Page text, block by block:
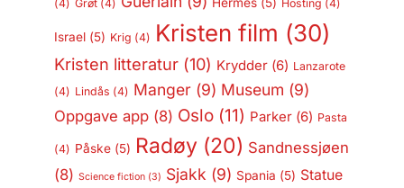
(4) Grøt(4) Hosting (4)
Israel(5) Krig (4) Kristen film (30)
Kristen litteratur(10) Krydder(6) Lanzarote
(4) Lindås (4) Manger(9) Museum (9)
Oppgave app(8) Oslo(11) Parker(6) Pasta
(4) Påske(5) Radøy(20) Sandnessjøen
(8) Science fiction(3) Sjakk (9) Spania (5) Statue